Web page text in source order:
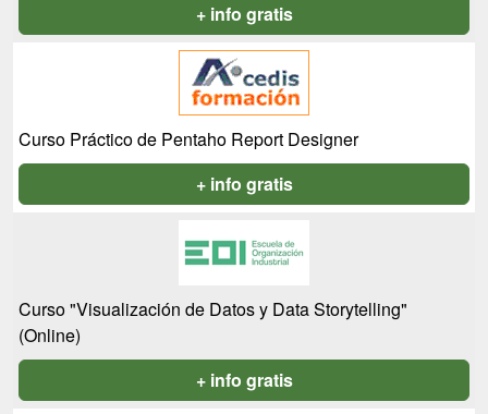
+ info gratis
Curso Práctico de Pentaho Report Designer
+ info gratis
Curso "Visualización de Datos y Data Storytelling"
(Online)
+ info gratis